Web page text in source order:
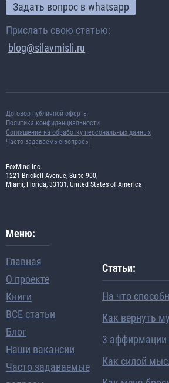
Задать вопрос в whatsapp
Прислать свою статью:
blog@silavmisli.ru
Договор публичной оферты
Политика конфиденциальности
Соглашение на обработку персональных данных
Часто задаваемые вопросы
FoxMind Inc.
1221 Brickell Avenue, Suite 900,
Miami, Florida, 33131, United States of America
Меню:
Главная
О проекте
Книги
ВСЕ статьи
Блог
Наши вакансии
Часто задаваемые
Статьи:
На что
человека:
Как вернуть
вопросов про
3 аффирмации
которые
Как силой
ить